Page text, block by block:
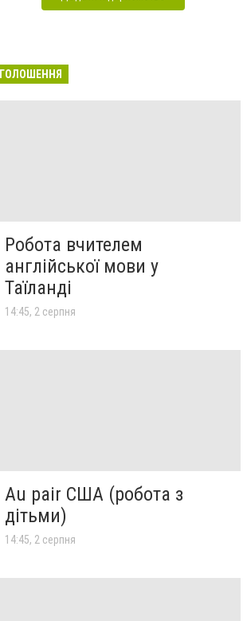
Робота вчителем
англійської мови у
Таїланді
14:45, 2 серпня
Au pair США (робота з
дітьми)
14:45, 2 серпня